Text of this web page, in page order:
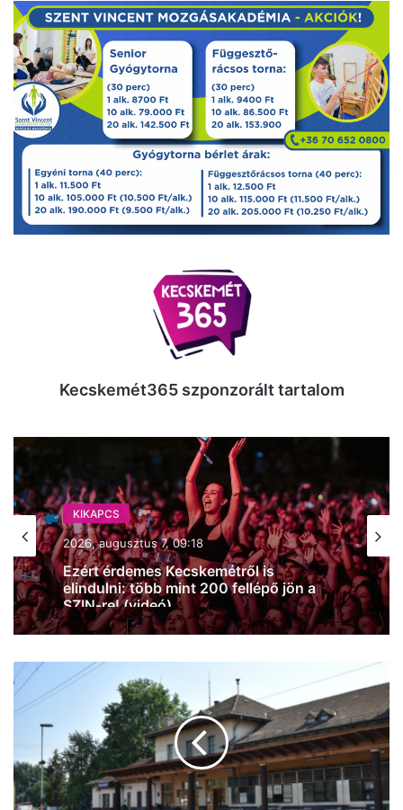
Kecskemét365 szponzorált tartalom
KIKAPCS
2026, augusztus 7. 09:18
Ezért érdemes Kecskemétről is
elindulni: több mint 200 fellépő jön a
SZIN-re! (videó)
Kecskeméten
is
felfrissülhetünk:
palackozott
oszt
az
utasoknak